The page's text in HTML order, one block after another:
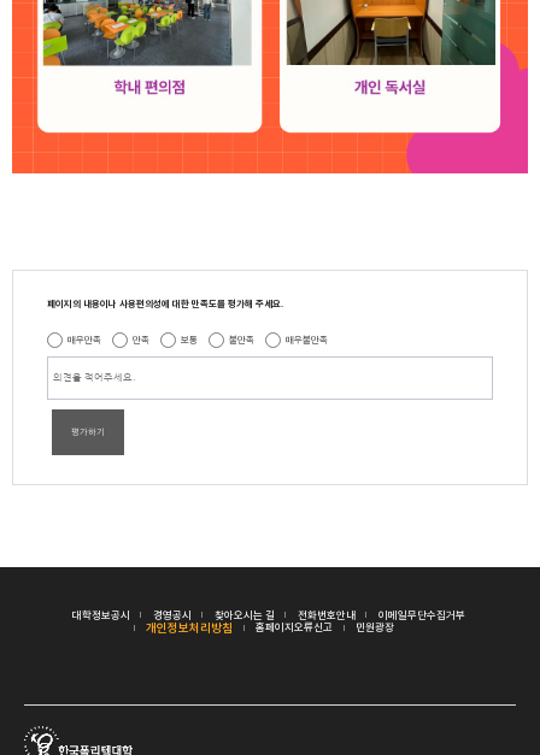
페이지의 내용이나 사용편의성에 대한 만족도를 평가해 주세요.
매우만족 만족 보통 불만족 매우불만족
평가하기
대학정보공시 경영공시 찾아오시는 길 전화번호안내 이메일무단수집거부
개인정보처리방침 홈페이지오류신고 민원광장